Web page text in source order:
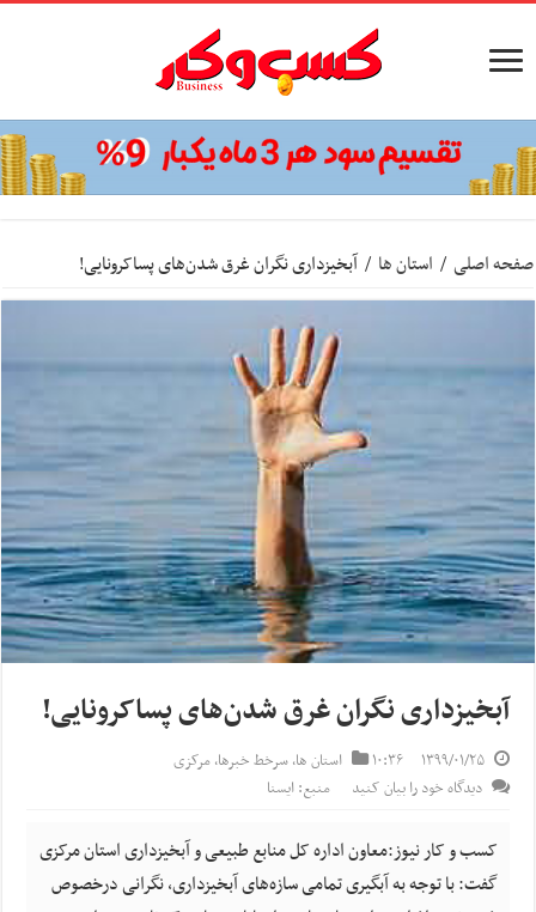
صفحه اصلی / استان ها / آبخیزداری نگران غرق شدن‌های پساکرونایی!
آبخیزداری نگران غرق شدن‌های پساکرونایی!
۱۳۹۹/۰۱/۲۵ ۱۰:۳۶ استان ها,سرخط خبرها,مرکزی
دیدگاه خود را بیان کنید
منبع: ایسنا
کسب و کار نیوز:معاون اداره کل منابع طبیعی و آبخیزداری استان مرکزی
گفت: با توجه به آبگیری تمامی سازه‌های آبخیزداری، نگرانی درخصوص